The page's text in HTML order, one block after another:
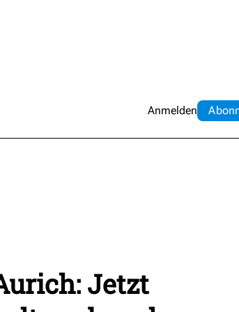
Anmelden Abo
Jetzt